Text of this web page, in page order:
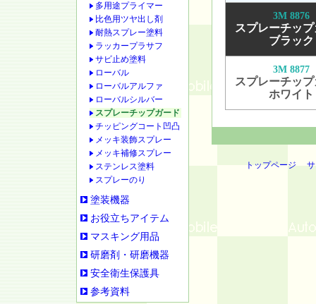
多用途プライマー
比色用ツヤ出し剤
耐熱スプレー塗料
ラッカープラサフ
サビ止め塗料
ローバル
ローバルアルファ
ローバルシルバー
スプレーチップガード
チッピングコート凹凸
メッキ装飾スプレー
メッキ補修スプレー
ステンレス塗料
スプレーのり
塗装機器
お役立ちアイテム
マスキング用品
研磨剤・研磨機器
安全衛生保護具
参考資料
3M 8876
スプレーチッ
ブラック
3M 8877
スプレーチッ
ホワイト
トップページ